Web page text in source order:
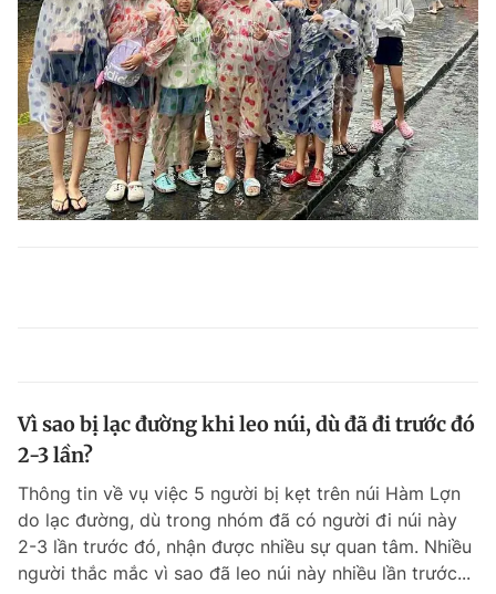
Vì sao bị lạc đường khi leo núi, dù đã đi trước đó
2-3 lần?
Thông tin về vụ việc 5 người bị kẹt trên núi Hàm Lợn
do lạc đường, dù trong nhóm đã có người đi núi này
2-3 lần trước đó, nhận được nhiều sự quan tâm. Nhiều
người thắc mắc vì sao đã leo núi này nhiều lần trước...